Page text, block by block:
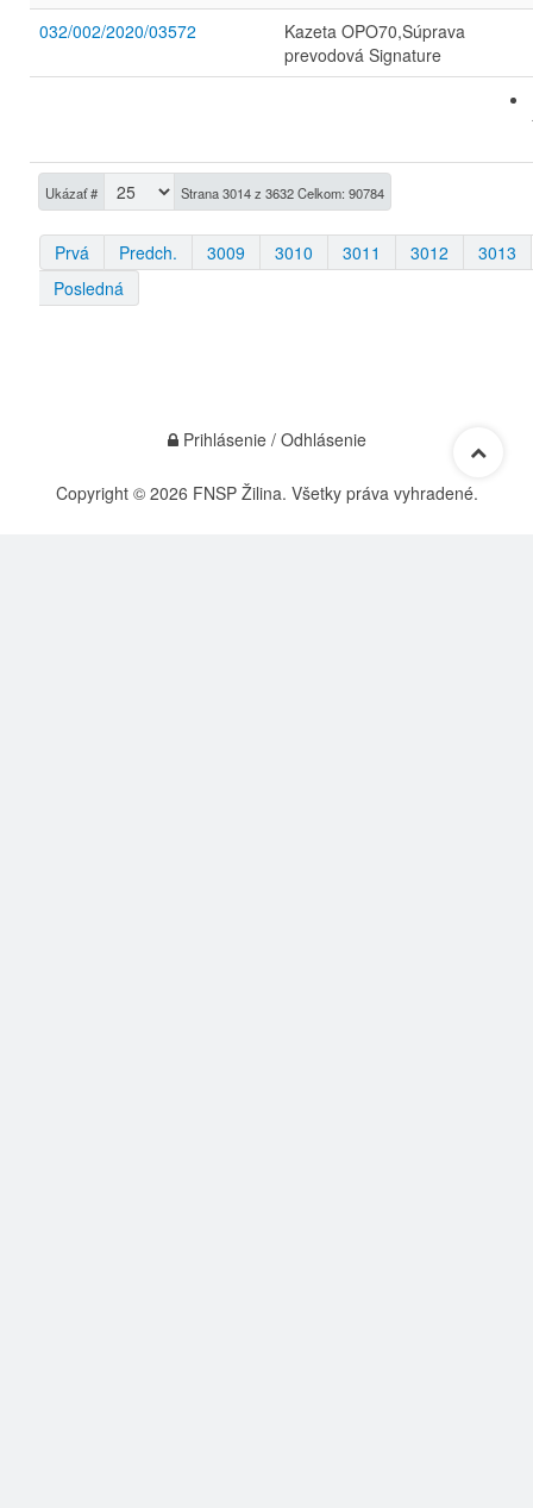
Ukázať # Strana 3014 z 3632 Celkom: 90784
Prvá Predch. 3009 3010 3011 3012
3013
Posledná
032/002/2020/03572
Kazeta OPO70,Súprava
prevodová Signature
Prihlásenie / Odhlásenie
Copyright © 2026 FNSP Žilina. Všetky práva vyhradené.